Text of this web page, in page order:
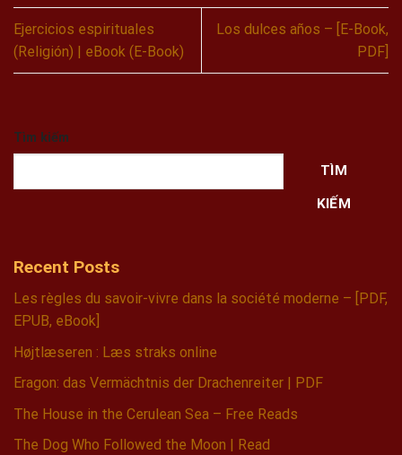
Ejercicios espirituales
(Religión) | eBook (E-Book)
Los dulces años – [E-Book,
PDF]
Tìm kiếm
TÌM
KIẾM
Recent Posts
Les règles du savoir-vivre dans la société moderne – [PDF,
EPUB, eBook]
Højtlæseren : Læs straks online
Eragon: das Vermächtnis der Drachenreiter | PDF
The House in the Cerulean Sea – Free Reads
The Dog Who Followed the Moon | Read